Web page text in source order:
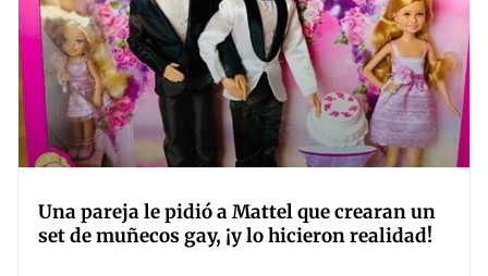
Una pareja le pidió a Mattel que crearan un
set de muñecos gay, ¡y lo hicieron realidad!